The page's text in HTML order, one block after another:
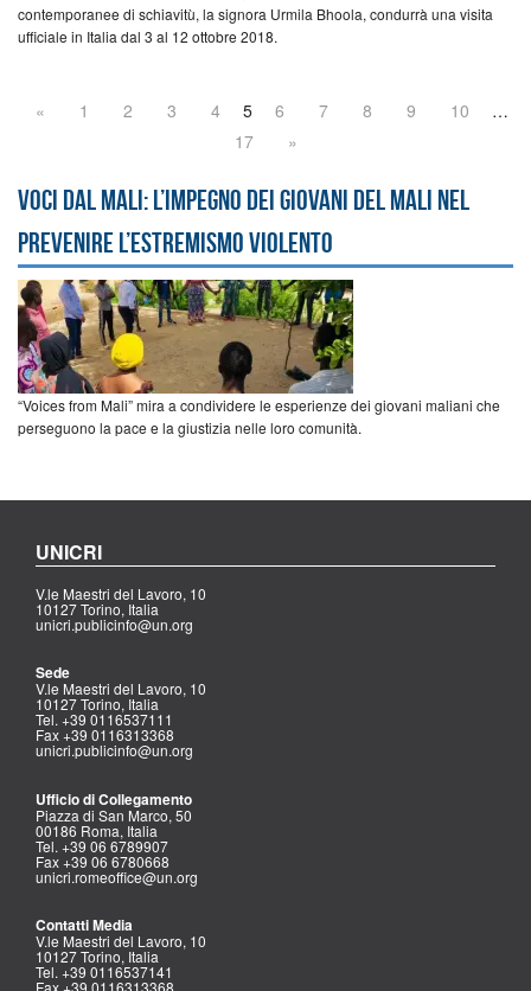
contemporanee di schiavitù, la signora Urmila Bhoola, condurrà una visita
ufficiale in Italia dal 3 al 12 ottobre 2018.
« 1 2 3 4 5 6 7 8 9 10
…
17
»
Voci dal Mali: l’impegno dei giovani del Mali nel
prevenire l’estremismo violento
“Voices from Mali” mira a condividere le esperienze dei giovani maliani che
perseguono la pace e la giustizia nelle loro comunità.
UNICRI
V.le Maestri del Lavoro, 10
10127 Torino, Italia
unicri.publicinfo@un.org
Sede
V.le Maestri del Lavoro, 10
10127 Torino, Italia
Tel. +39 0116537111
Fax +39 0116313368
unicri.publicinfo@un.org
Ufficio di Collegamento
Piazza di San Marco, 50
00186 Roma, Italia
Tel. +39 06 6789907
Fax +39 06 6780668
unicri.romeoffice@un.org
Contatti Media
V.le Maestri del Lavoro, 10
10127 Torino, Italia
Tel. +39 0116537141